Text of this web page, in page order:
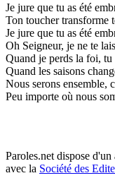
Je jure que tu as été
Ton toucher transforme
Je jure que tu as été
Oh Seigneur, je ne te
Quand je perds la foi, tu
Quand les saisons
Nous serons ensemble,
Peu importe où nous
Paroles.net dispose
avec la Société des